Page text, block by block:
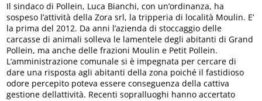
Il sindaco di Pollein, Luca Bianchi, con un’ordinanza, ha
sospeso l’attività della Zora srl, la tripperia di località Moulin. E’
la prima del 2012. Da anni l’azienda di stoccaggio delle
carcasse di animali solleva le lamentele degli abitanti di Grand
Pollein, ma anche delle frazioni Moulin e Petit Pollein.
L’amministrazione comunale si è impegnata per cercare di
dare una risposta agli abitanti della zona poiché il fastidioso
odore percepito poteva essere conseguenza della cattiva
gestione dellattività. Recenti sopralluoghi hanno accertato